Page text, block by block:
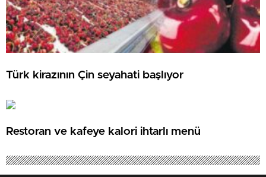
Türk kirazının Çin seyahati başlıyor
Restoran ve kafeye kalori ihtarlı menü